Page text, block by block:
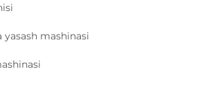
yasash mashinasi